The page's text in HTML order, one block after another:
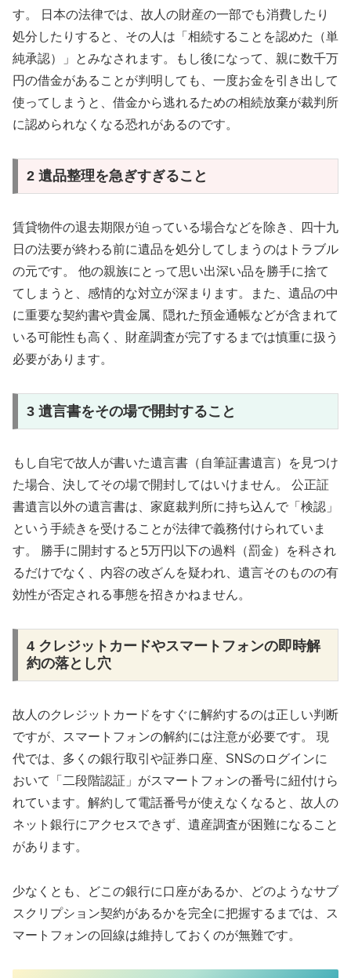
す。 日本の法律では、故人の財産の一部でも消費したり
処分したりすると、その人は「相続することを認めた（単
純承認）」とみなされます。もし後になって、親に数千万
円の借金があることが判明しても、一度お金を引き出して
使ってしまうと、借金から逃れるための相続放棄が裁判所
に認められなくなる恐れがあるのです。
2 遺品整理を急ぎすぎること
賃貸物件の退去期限が迫っている場合などを除き、四十九
日の法要が終わる前に遺品を処分してしまうのはトラブル
の元です。 他の親族にとって思い出深い品を勝手に捨て
てしまうと、感情的な対立が深まります。また、遺品の中
に重要な契約書や貴金属、隠れた預金通帳などが含まれて
いる可能性も高く、財産調査が完了するまでは慎重に扱う
必要があります。
3 遺言書をその場で開封すること
もし自宅で故人が書いた遺言書（自筆証書遺言）を見つけ
た場合、決してその場で開封してはいけません。 公正証
書遺言以外の遺言書は、家庭裁判所に持ち込んで「検認」
という手続きを受けることが法律で義務付けられていま
す。 勝手に開封すると5万円以下の過料（罰金）を科され
るだけでなく、内容の改ざんを疑われ、遺言そのものの有
効性が否定される事態を招きかねません。
4 クレジットカードやスマートフォンの即時解
約の落とし穴
故人のクレジットカードをすぐに解約するのは正しい判断
ですが、スマートフォンの解約には注意が必要です。 現
代では、多くの銀行取引や証券口座、SNSのログインに
おいて「二段階認証」がスマートフォンの番号に紐付けら
れています。解約して電話番号が使えなくなると、故人の
ネット銀行にアクセスできず、遺産調査が困難になること
があります。
少なくとも、どこの銀行に口座があるか、どのようなサブ
スクリプション契約があるかを完全に把握するまでは、ス
マートフォンの回線は維持しておくのが無難です。